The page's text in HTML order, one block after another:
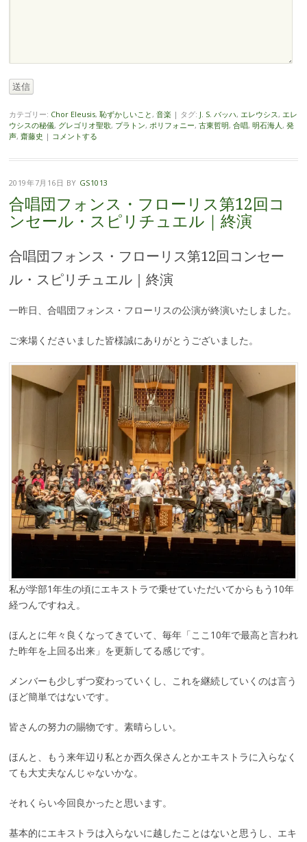
送信
カテゴリー: Chor Eleusis, 恥ずかしいこと, 音楽 | タグ: J. S. バッハ, エレウシス, エレ
ウシスの秘儀, グレゴリオ聖歌, プラトン, ポリフォニー, 古東哲明, 合唱, 明石海人, 発
声, 齋藤史 | コメントする
2019年7月16日 BY GS1013
合唱団フォンス・フローリス第12回コ
ンセール・スピリチュエル｜終演
合唱団フォンス・フローリス第12回コンセー
ル・スピリチュエル｜終演
一昨日、合唱団フォンス・フローリスの公演が終演いたしました。
ご来場くださいました皆様誠にありがとうございました。
私が学部1年生の頃にエキストラで乗せていただいてからもう10年
経つんですねえ。
ほんとに年々良くなってきていて、毎年「ここ10年で最高と言われ
た昨年を上回る出来」を更新してる感じです。
メンバーも少しずつ変わっていくし、これを継続していくのは言う
ほど簡単ではないです。
皆さんの努力の賜物です。素晴らしい。
ほんと、もう来年辺り私とか西久保さんとかエキストラに入らなく
ても大丈夫なんじゃないかな。
それくらい今回良かったと思います。
基本的にエキストラは入らないに越したことはないと思うし、エキ